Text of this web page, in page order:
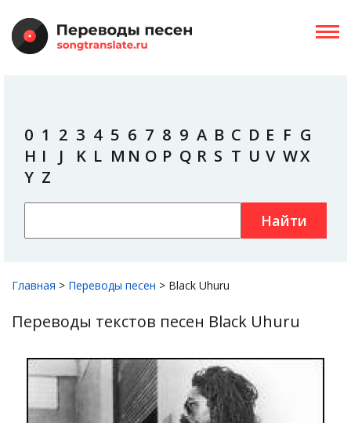
0 1 2 3 4 5 6 7 8 9 A B C D E F G
H I J K L M N O P Q R S T U V WX
Y Z
Найти
Главная > Переводы песен > Black Uhuru
Переводы текстов песен Black Uhuru